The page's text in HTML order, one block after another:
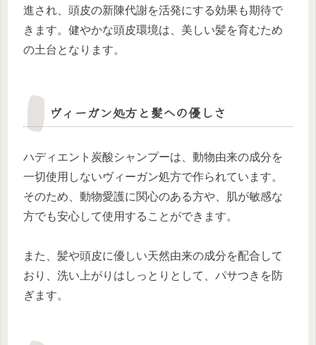
進され、頭皮の新陳代謝を活発にする効果も期待で
きます。健やかな頭皮環境は、美しい髪を育むため
の土台となります。
ヴィーガン処方と髪への優しさ
ハディエント炭酸シャンプーは、動物由来の成分を
一切使用しないヴィーガン処方で作られています。
そのため、動物愛護に関心のある方や、肌が敏感な
方でも安心して使用することができます。
また、髪や頭皮に優しい天然由来の成分を配合して
おり、洗い上がりはしっとりとして、パサつきを防
ぎます。